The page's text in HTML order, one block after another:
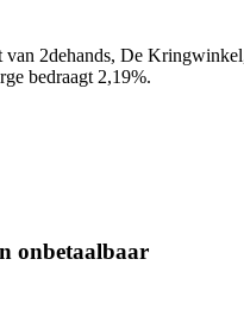
2dehands, De
bedraagt 2,19%.
onbetaalbaar